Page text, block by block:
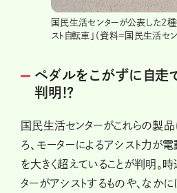
国民生活センターが公表した2
スト自転車」（資料＝国民生活セン
ペダルをこがずに自走で
判明!?
国民生活センターがこれらの製品
ろ、モーターによるアシスト力が
を大きく超えていることが判明。
ターがアシストするものや、なか